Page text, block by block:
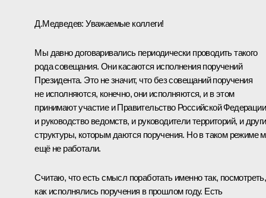
Д.Медведев: Уважаемые коллеги!
Мы давно договаривались периодически проводить такого
рода совещания. Они касаются исполнения поручений
Президента. Это не значит, что без совещаний поручения
не исполняются, конечно, они исполняются, и в этом
принимают участие и Правительство Российской
и руководство ведомств, и руководители территорий, и
структуры, которым даются поручения. Но в таком режиме
ещё не работали.
Считаю, что есть смысл поработать именно так, посмотреть,
как исполнялись поручения в прошлом году. Есть